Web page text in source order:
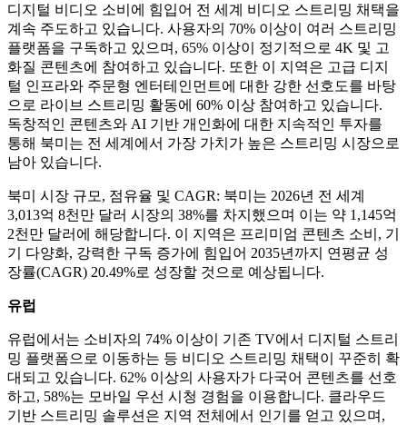
디지털 비디오 소비에 힘입어 전 세계 비디오 스트리밍 채택을
계속 주도하고 있습니다. 사용자의 70% 이상이 여러 스트리밍
플랫폼을 구독하고 있으며, 65% 이상이 정기적으로 4K 및 고
화질 콘텐츠에 참여하고 있습니다. 또한 이 지역은 고급 디지
털 인프라와 주문형 엔터테인먼트에 대한 강한 선호도를 바탕
으로 라이브 스트리밍 활동에 60% 이상 참여하고 있습니다.
독창적인 콘텐츠와 AI 기반 개인화에 대한 지속적인 투자를
통해 북미는 전 세계에서 가장 가치가 높은 스트리밍 시장으로
남아 있습니다.
북미 시장 규모, 점유율 및 CAGR: 북미는 2026년 전 세계
3,013억 8천만 달러 시장의 38%를 차지했으며 이는 약 1,145억
2천만 달러에 해당합니다. 이 지역은 프리미엄 콘텐츠 소비, 기
기 다양화, 강력한 구독 증가에 힘입어 2035년까지 연평균 성
장률(CAGR) 20.49%로 성장할 것으로 예상됩니다.
유럽
유럽에서는 소비자의 74% 이상이 기존 TV에서 디지털 스트리
밍 플랫폼으로 이동하는 등 비디오 스트리밍 채택이 꾸준히 확
대되고 있습니다. 62% 이상의 사용자가 다국어 콘텐츠를 선호
하고, 58%는 모바일 우선 시청 경험을 이용합니다. 클라우드
기반 스트리밍 솔루션은 지역 전체에서 인기를 얻고 있으며,